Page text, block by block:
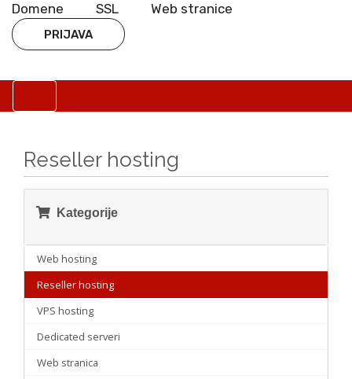
Domene
SSL Web stranice
PRIJAVA
Reseller hosting
Kategorije
Web hosting
Reseller hosting
VPS hosting
Dedicated serveri
Web stranica